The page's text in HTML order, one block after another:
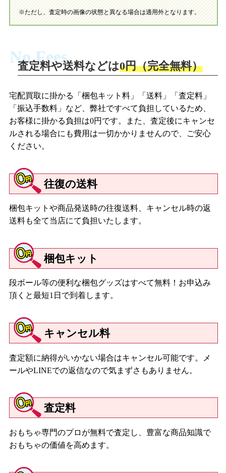
※ただし、査定時の画像の状態と異なる場合は適用外となります。
No Fees
査定料や送料などは0円（完全無料）
宅配買取に掛かる「梱包キット料」「送料」「査定料」
「振込手数料」など、弊社ですべて負担しているため、
お客様に掛かる負担は0円です。また、査定後にキャンセ
ルされる場合にも費用は一切かかりませんので、ご安心
ください。
往復の送料
梱包キットや商品発送時の往復送料、キャンセル時の返
送料も全て当店にて負担いたします。
梱包キット
段ボール等の便利な梱包グッズはすべて無料！お申込み
頂くと最短1日で到着します。
キャンセル料
査定額に納得がいかない場合はキャンセル可能です。メ
ールやLINEでの返信なので気まずさもありません。
査定料
おもちゃ専門のプロが無料で査定し、豊富な商品知識で
おもちゃの価値を高めます。